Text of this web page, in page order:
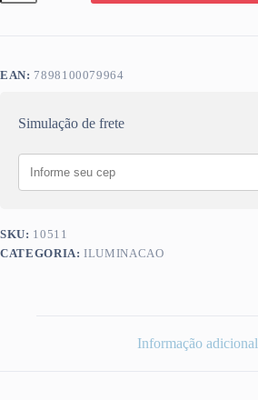
BORRACHA
EAN: 7898100079964
Simulação de frete
SKU: 10511
CATEGORIA:ILUMINACAO
Informação adicional